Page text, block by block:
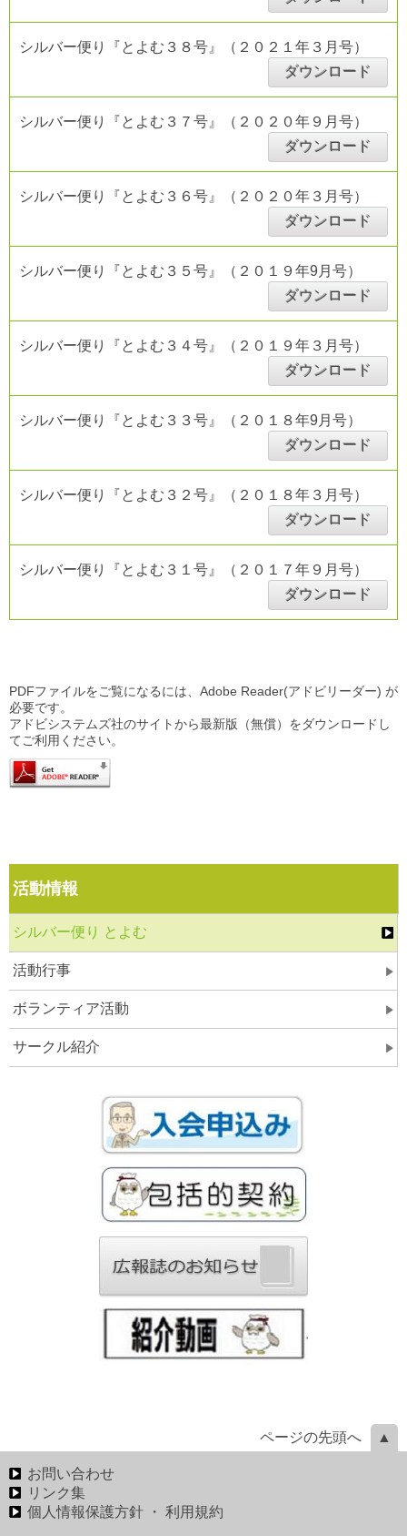
シルバー便り『とよむ３８号』（２０２１年３月号）
ダウンロード
シルバー便り『とよむ３７号』（２０２０年９月号）
ダウンロード
シルバー便り『とよむ３６号』（２０２０年３月号）
ダウンロード
シルバー便り『とよむ３５号』（２０１９年9月号）
ダウンロード
シルバー便り『とよむ３４号』（２０１９年３月号）
ダウンロード
シルバー便り『とよむ３３号』（２０１８年9月号）
ダウンロード
シルバー便り『とよむ３２号』（２０１８年３月号）
ダウンロード
シルバー便り『とよむ３１号』（２０１７年９月号）
ダウンロード
PDFファイルをご覧になるには、Adobe Reader(アドビリーダー) が
必要です。
アドビシステムズ社のサイトから最新版（無償）をダウンロードし
てご利用ください。
活動情報
シルバー便り とよむ
活動行事
ボランティア活動
サークル紹介
ページの先頭へ
お問い合わせ
リンク集
個人情報保護方針 ・ 利用規約